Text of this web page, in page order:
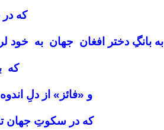
که
به بانگِ دختر افغان جهان به خود
که
و «فائز» از دلِ
که در سکوتِ جهان